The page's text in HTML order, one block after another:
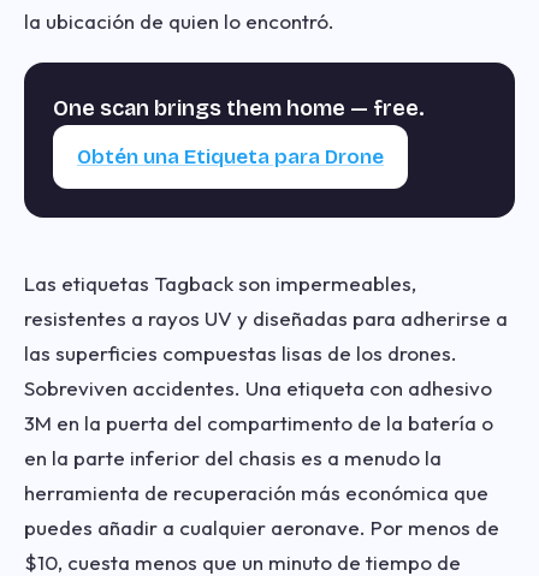
la ubicación de quien lo encontró.
One scan brings them home — free.
Obtén una Etiqueta para Drone
Las etiquetas Tagback son impermeables,
resistentes a rayos UV y diseñadas para adherirse a
las superficies compuestas lisas de los drones.
Sobreviven accidentes. Una etiqueta con adhesivo
3M en la puerta del compartimento de la batería o
en la parte inferior del chasis es a menudo la
herramienta de recuperación más económica que
puedes añadir a cualquier aeronave. Por menos de
$10, cuesta menos que un minuto de tiempo de